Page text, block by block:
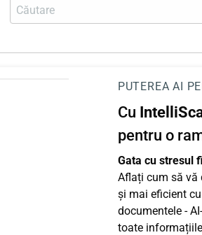
PUTEREA AI
Cu
pentru o
Gata cu stresul
Aflați cum să vă
și mai eficient
documentele -
toate